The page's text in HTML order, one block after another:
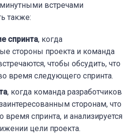
встречами
также:
спринта, когда
стороны проекта и команда
чтобы обсудить, что
время следующего спринта.
, когда команда разработчиков
сторонам, что
спринта, и анализируется
цели проекта.